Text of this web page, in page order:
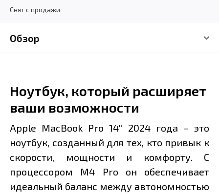
Снят с продажи
Обзор
Ноутбук, который расширяет
ваши возможности
Apple MacBook Pro 14" 2024 года – это
ноутбук, созданный для тех, кто привык к
скорости, мощности и комфорту. С
процессором M4 Pro он обеспечивает
идеальный баланс между автономностью